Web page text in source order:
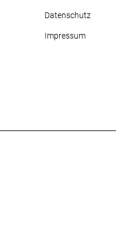
Datenschutz
Impressum